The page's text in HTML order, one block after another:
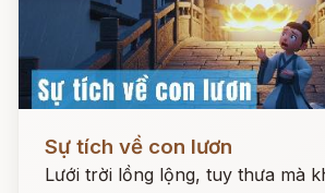
Sự tích về con lươn
Lưới trời lồng lộng, tuy thưa mà